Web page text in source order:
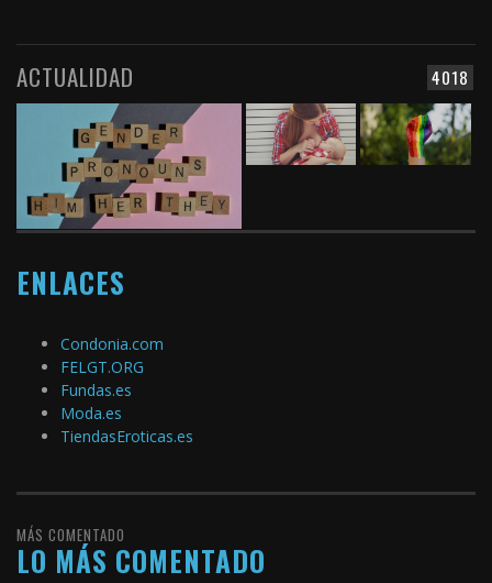
4018
ACTUALIDAD
ENLACES
Condonia.com
FELGT.ORG
Fundas.es
Moda.es
TiendasEroticas.es
MÁS COMENTADO
LO MÁS COMENTADO